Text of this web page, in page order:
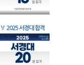
🏅 2025 서경대 합격